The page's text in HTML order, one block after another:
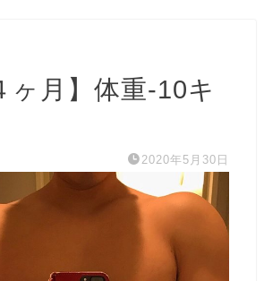
月】体重-10キ
2020年5月30日